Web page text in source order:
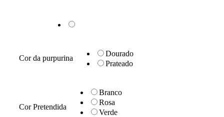
Cor da purpurina
Dourado
Prateado
Cor Pretendida
Branco
Rosa
Verde